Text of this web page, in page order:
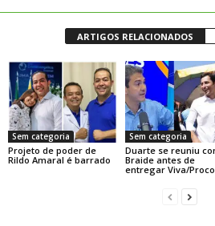
ARTIGOS RELACIONADOS
Sem categoria
Projeto de poder de
Rildo Amaral é barrado
Sem categoria
Duarte se reuniu
Braide antes de
entregar Viva/